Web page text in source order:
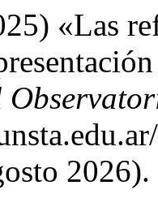
«Las
2026).